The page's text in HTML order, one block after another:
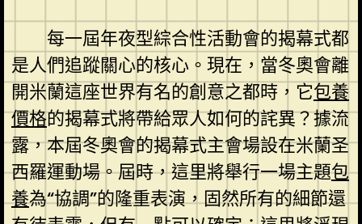
每一屆年夜型綜合性活動會的揭幕式都
是人們追蹤關心的核心。現在，當冬奧會離
開米蘭這座世界有名的創意之都時，它包養
價格的揭幕式將帶給眾人如何的詫異？據流
露，本屆冬奧會的揭幕式主會場設在米蘭圣
西羅運動場。屆時，這里將舉行一場主題包
養為“協調”的隆重表演，固然所有的細節還